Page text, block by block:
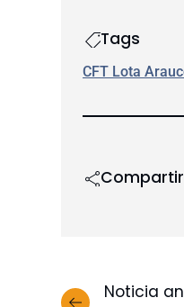
Tags
CFT Lota
Compartir
Noticia